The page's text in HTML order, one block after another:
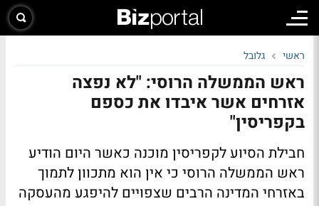
ראשי גלובל
ראש הממשלה הרוסי: "לא נפצה
אזרחים אשר איבדו את כספם
בקפריסין"
חבילת הסיוע לקפריסין מוכנה כאשר היום הודיע
ראש הממשלה הרוסי כי אין הוא מתכוון לתמוך
באזרחי המדינה הרבים שצפויים להיפגע מהעסקה